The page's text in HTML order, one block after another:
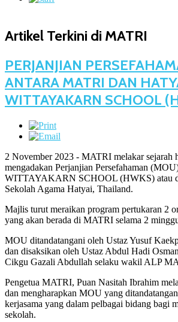
Artikel Terkini di MATRI
PERJANJIAN
ANTARA MATRI DAN
WITTAYAKARN SCHOOL
2 November 2023 - MATRI melakar sejarah
mengadakan Perjanjian Persefahaman
WITTAYAKARN SCHOOL (HWKS) atau
Sekolah Agama Hatyai, Thailand.
Majlis turut meraikan program pertukaran 2
yang akan berada di MATRI selama 2
MOU ditandatangani oleh Ustaz Yusuf
dan disaksikan oleh Ustaz Abdul Hadi
Cikgu Gazali Abdullah selaku wakil ALP
Pengetua MATRI, Puan Nasitah Ibrahim
dan mengharapkan MOU yang
kerjasama yang dalam pelbagai bidang bagi
sekolah.